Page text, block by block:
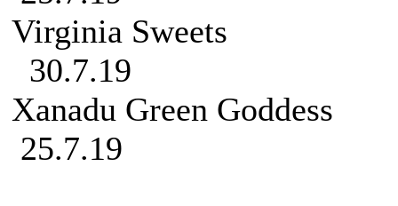
30.7.19
Xanadu
25.7.19